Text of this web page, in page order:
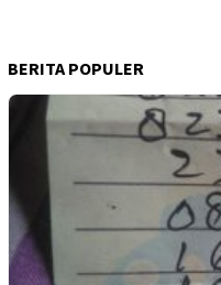
BERITA POPULER